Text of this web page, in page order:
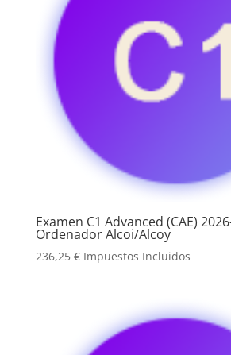
Examen C1 Advanced (CAE)
Ordenador Alcoi/Alcoy
236,25 € Impuestos Incluidos